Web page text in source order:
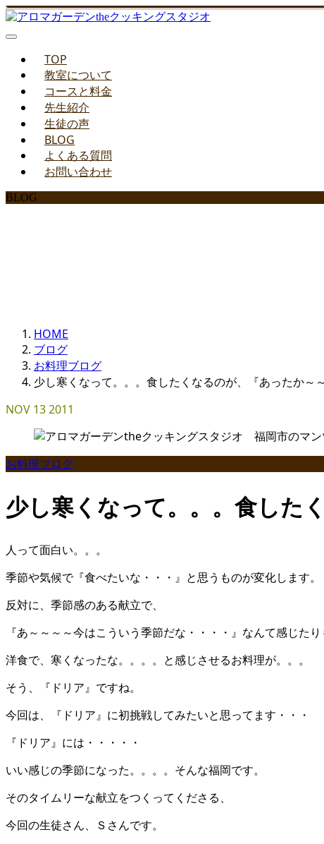
TOP
教室について
コースと料金
先生紹介
生徒の声
BLOG
よくある質問
お問い合わせ
BLOG
HOME
ブログ
お料理ブログ
少し寒くなって。。。食したくなるのが、『あったか～
NOV 132011
お料理ブログ
少し寒くなって。。。食した
人って面白い。。。
季節や気候で『食べたいな・・・』と思うものが変化します。
反対に、季節感のある献立で、
『あ～～～～今はこういう季節だな・・・・』なんて感じた
洋食で、寒くなったな。。。。と感じさせるお料理が。。。
そう、『ドリア』ですね。
今回は、『ドリア』に初挑戦してみたいと思ってます・・・
『ドリア』には・・・・・
いい感じの季節になった。。。。そんな福岡です。
そのタイムリーな献立をつくってくださる、
今回の生徒さん、Ｓさんです。